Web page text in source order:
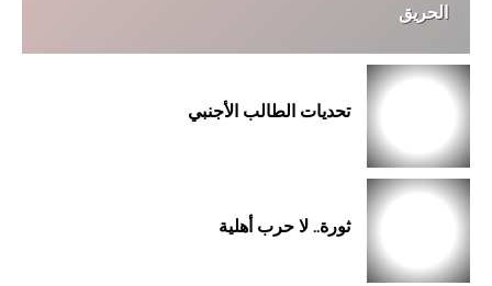
الحريق
تحديات الطالب الأجنبي
ثورة.. لا حرب أهلية